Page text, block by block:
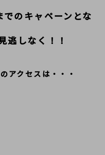
のキャペーンとな
逃しなく！！
アクセスは・・・